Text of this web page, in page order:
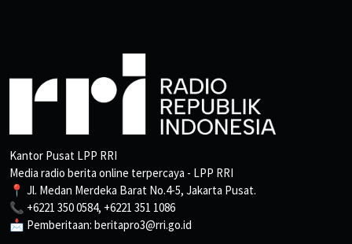
Kantor Pusat LPP RRI
Media radio berita online terpercaya - LPP RRI
📍 Jl. Medan Merdeka Barat No.4-5, Jakarta Pusat.
📞 +6221 350 0584, +6221 351 1086
📩 Pemberitaan: beritapro3@rri.go.id